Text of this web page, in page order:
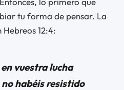
tu forma de pensar. La
12:4:
vuestra lucha
habéis resistido